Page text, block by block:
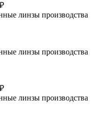
линзы производства
линзы производства
линзы производства